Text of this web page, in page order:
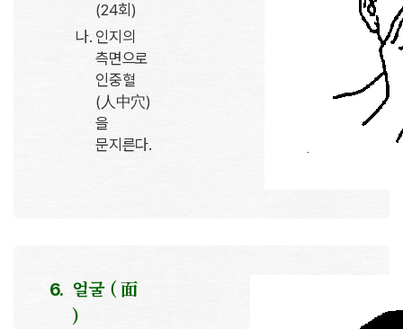
(24회)
인지의
측면으로
인중혈
(人中穴)
을
문지른다.
얼굴 ( 面
)